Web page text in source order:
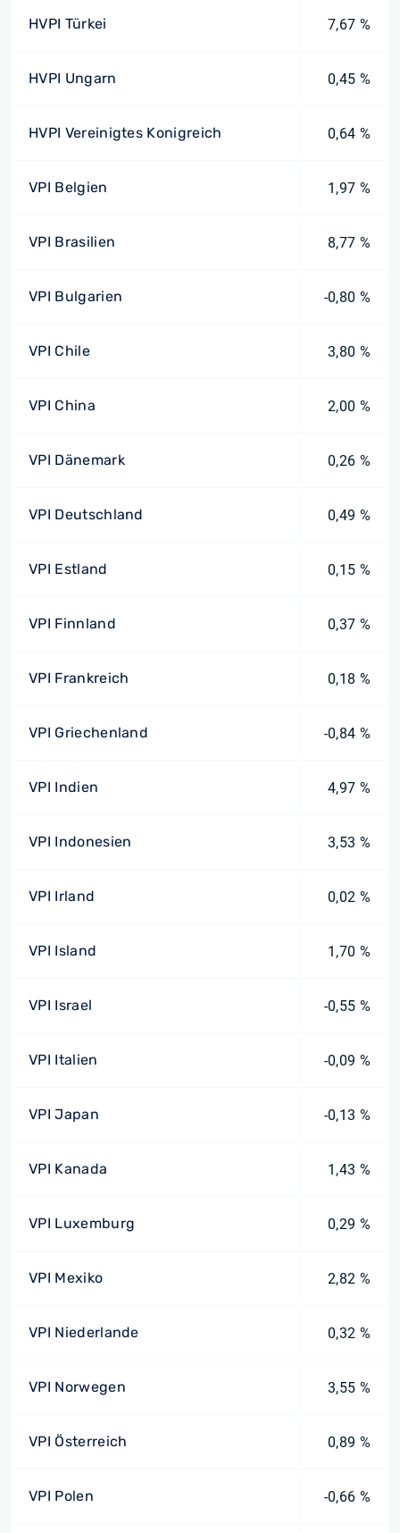
HVPI Türkei 7,67 %
HVPI Ungarn 0,45 %
HVPI Vereinigtes Konigreich 0,64 %
VPI Belgien 1,97 %
VPI Brasilien 8,77 %
VPI Bulgarien -0,80 %
VPI Chile 3,80 %
VPI China 2,00 %
VPI Dänemark 0,26 %
VPI Deutschland 0,49 %
VPI Estland 0,15 %
VPI Finnland 0,37 %
VPI Frankreich 0,18 %
VPI Griechenland -0,84 %
VPI Indien 4,97 %
VPI Indonesien 3,53 %
VPI Irland 0,02 %
VPI Island 1,70 %
VPI Israel -0,55 %
VPI Italien -0,09 %
VPI Japan -0,13 %
VPI Kanada 1,43 %
VPI Luxemburg 0,29 %
VPI Mexiko 2,82 %
VPI Niederlande 0,32 %
VPI Norwegen 3,55 %
VPI Österreich 0,89 %
VPI Polen -0,66 %